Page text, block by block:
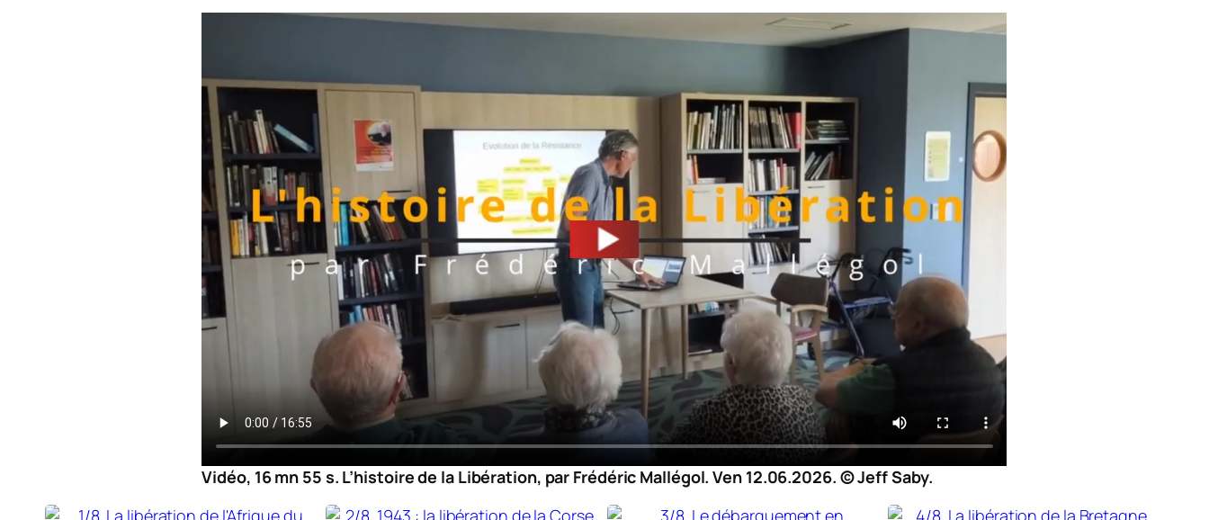
Vidéo, 16 mn 55 s. L’histoire de la Libération, par Frédéric Mallégol. Ven 12.06.2026. © Jeff Saby.